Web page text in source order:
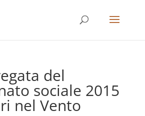
del
sociale 2015
nel Vento